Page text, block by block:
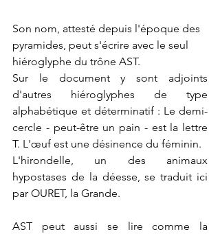
Son nom, attesté depuis l'époque des
pyramides, peut s'écrire avec le seul
hiéroglyphe du trône AST.
Sur le document y sont adjoints
d'autres hiéroglyphes de type
alphabétique et déterminatif : Le demi-
cercle - peut-être un pain - est la lettre
T. L'œuf est une désinence du féminin.
L'hirondelle, un des animaux
hypostases de la déesse, se traduit ici
par OURET, la Grande.
AST peut aussi se lire comme la